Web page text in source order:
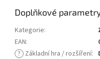
Doplňkové
Kategorie:
EAN:
? Základní hra / rozšíření: